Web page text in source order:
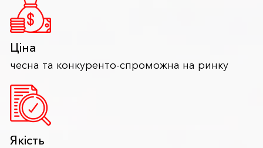
Ціна
чесна та конкуренто-спроможна на ринку
Якість